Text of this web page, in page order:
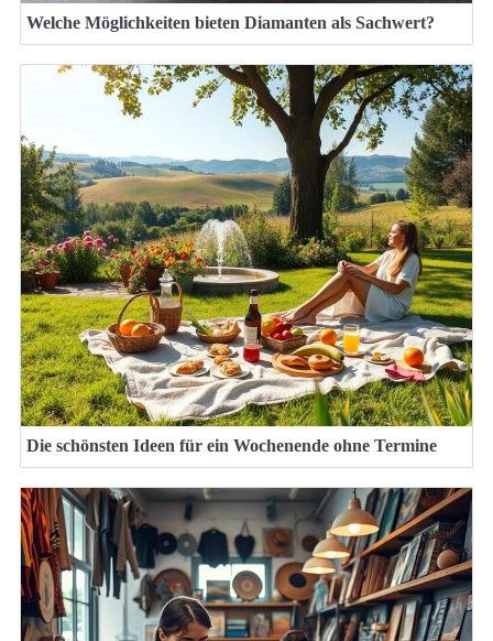
Welche Möglichkeiten bieten Diamanten als Sachwert?
Die schönsten Ideen für ein Wochenende ohne Termine